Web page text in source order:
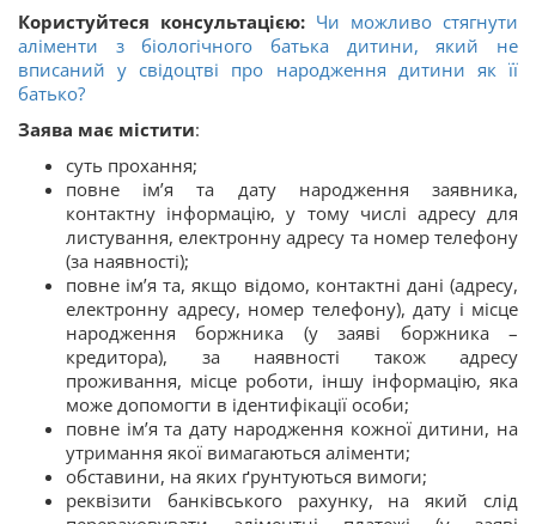
Користуйтеся консультацією: Чи можливо стягнути
аліменти з біологічного батька дитини, який не
вписаний у свідоцтві про народження дитини як її
батько?
Заява має містити:
суть прохання;
повне ім’я та дату народження заявника,
контактну інформацію, у тому числі адресу для
листування, електронну адресу та номер телефону
(за наявності);
повне ім’я та, якщо відомо, контактні дані (адресу,
електронну адресу, номер телефону), дату і місце
народження боржника (у заяві боржника –
кредитора), за наявності також адресу
проживання, місце роботи, іншу інформацію, яка
може допомогти в ідентифікації особи;
повне ім’я та дату народження кожної дитини, на
утримання якої вимагаються аліменти;
обставини, на яких ґрунтуються вимоги;
реквізити банківського рахунку, на який слід